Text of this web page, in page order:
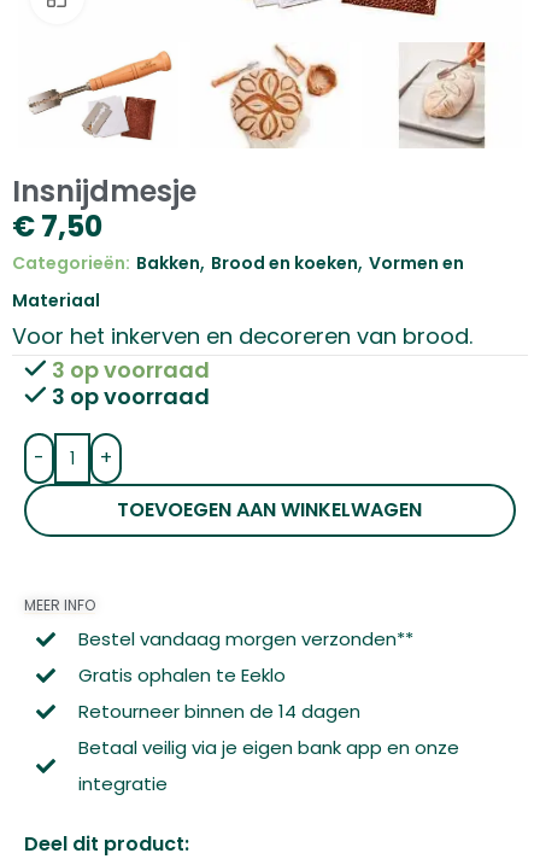
Insnijdmesje
€7,50
Categorieën: Bakken, Brood en koeken, Vormen en
Materiaal
Voor het inkerven en decoreren van brood.
3 op voorraad
3 op voorraad
-
+
TOEVOEGEN AAN WINKELWAGEN
MEER INFO
Bestel vandaag morgen verzonden**
Gratis ophalen te Eeklo
Retourneer binnen de 14 dagen
Betaal veilig via je eigen bank app en onze
integratie
Deel dit product: